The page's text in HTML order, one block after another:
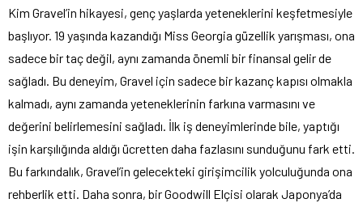
Kim Gravel’in hikayesi, genç yaşlarda yeteneklerini keşfetmesiyle
başlıyor. 19 yaşında kazandığı Miss Georgia güzellik yarışması, ona
sadece bir taç değil, aynı zamanda önemli bir finansal gelir de
sağladı. Bu deneyim, Gravel için sadece bir kazanç kapısı olmakla
kalmadı, aynı zamanda yeteneklerinin farkına varmasını ve
değerini belirlemesini sağladı. İlk iş deneyimlerinde bile, yaptığı
işin karşılığında aldığı ücretten daha fazlasını sunduğunu fark etti.
Bu farkındalık, Gravel’in gelecekteki girişimcilik yolculuğunda ona
rehberlik etti. Daha sonra, bir Goodwill Elçisi olarak Japonya’da